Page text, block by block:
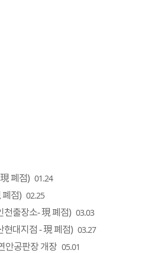
폐점) 01.24
폐점) 02.25
천출장소- 現 폐점) 03.03
현대지점 - 現 폐점) 03.27
안공판장 개장 05.01